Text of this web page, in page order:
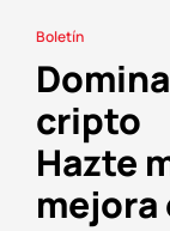
Boletín
cripto
Hazte
mejora